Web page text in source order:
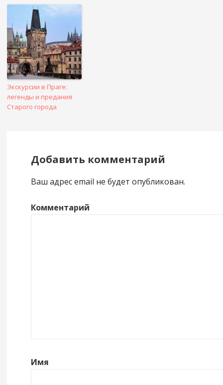
Экскурсии в Праге:
легенды и предания
Старого города
Добавить комментарий
Ваш адрес email не будет опубликован.
Комментарий
Имя